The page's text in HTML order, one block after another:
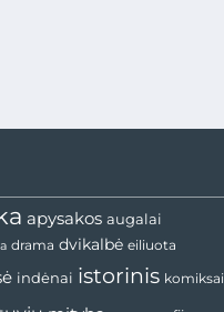
apysakos augalai
drama dvikalbė eiliuota
indėnai istorinis komiksai